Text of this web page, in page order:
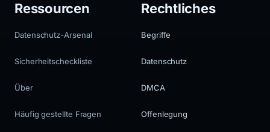
Ressourcen
Datenschutz-Arsenal
Sicherheitscheckliste
Über
Häufig gestellte Fragen
Rechtliches
Begriffe
Datenschutz
DMCA
Offenlegung